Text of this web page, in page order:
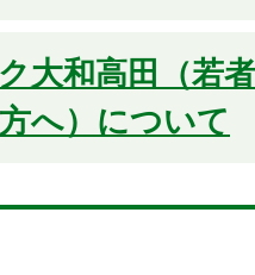
大和高田（若
へ）について